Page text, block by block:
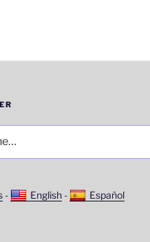
- English- Español